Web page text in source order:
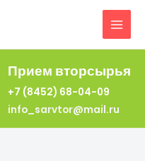
Прием вторсырья
+7 (8452) 68-04-09
info_sarvtor@mail.ru